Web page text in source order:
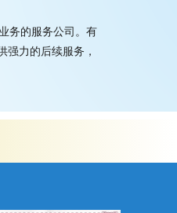
务的服务公司。有
力的后续服务，